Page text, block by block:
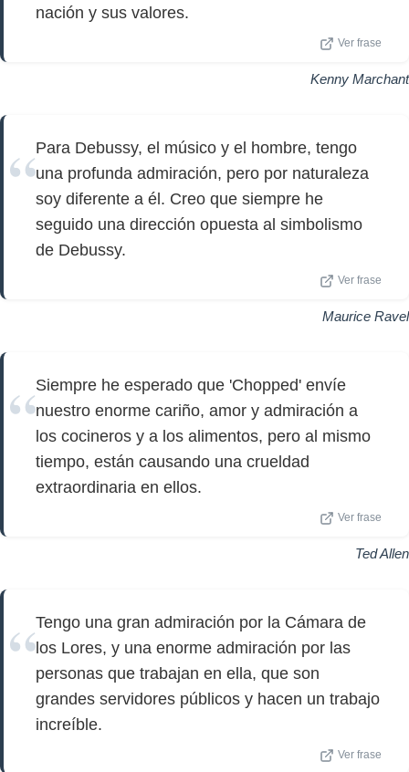
nación y sus valores.
Ver frase
Kenny Marchant
Para Debussy, el músico y el hombre, tengo
una profunda admiración, pero por naturaleza
soy diferente a él. Creo que siempre he
seguido una dirección opuesta al simbolismo
de Debussy.
Ver frase
Maurice Ravel
Siempre he esperado que 'Chopped' envíe
nuestro enorme cariño, amor y admiración a
los cocineros y a los alimentos, pero al mismo
tiempo, están causando una crueldad
extraordinaria en ellos.
Ver frase
Ted Allen
Tengo una gran admiración por la Cámara de
los Lores, y una enorme admiración por las
personas que trabajan en ella, que son
grandes servidores públicos y hacen un trabajo
increíble.
Ver frase